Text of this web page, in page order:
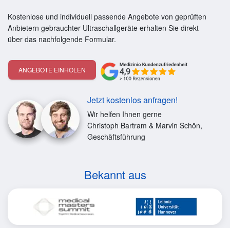
Kostenlose und individuell passende Angebote von geprüften
Anbietern gebrauchter Ultraschallgeräte erhalten Sie direkt
über das nachfolgende Formular.
ANGEBOTE EINHOLEN
Jetzt kostenlos anfragen!
Wir helfen Ihnen gerne
Christoph Bartram & Marvin Schön,
Geschäftsführung
Bekannt aus